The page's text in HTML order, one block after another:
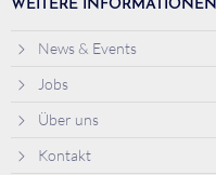
WEITERE INFORMATIONEN
News & Events
Jobs
Über uns
Kontakt